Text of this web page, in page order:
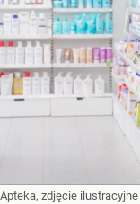
Apteka, zdjęcie ilustracyjne